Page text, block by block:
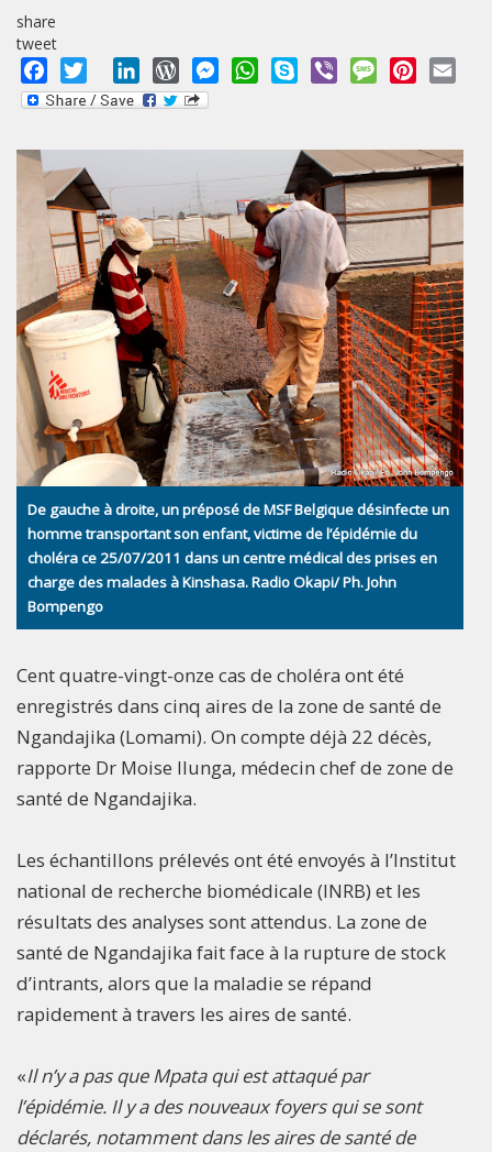
share
tweet
Facebook
Twitter LinkedInWordPressMessengerWhatsApp
Skype Viber MessagePinterest
De gauche à droite, un préposé de MSF Belgique désinfecte un
homme transportant son enfant, victime de l’épidémie du
choléra ce 25/07/2011 dans un centre médical des prises en
charge des malades à Kinshasa. Radio Okapi/ Ph. John
Bompengo
Cent quatre-vingt-onze cas de choléra ont été
enregistrés dans cinq aires de la zone de santé de
Ngandajika (Lomami). On compte déjà 22 décès,
rapporte Dr Moise Ilunga, médecin chef de zone de
santé de Ngandajika.
Les échantillons prélevés ont été envoyés à l’Institut
national de recherche biomédicale (INRB) et les
résultats des analyses sont attendus. La zone de
santé de Ngandajika fait face à la rupture de stock
d’intrants, alors que la maladie se répand
rapidement à travers les aires de santé.
«Il n’y a pas que Mpata qui est attaqué par
l’épidémie. Il y a des nouveaux foyers qui se sont
déclarés, notamment dans les aires de santé de